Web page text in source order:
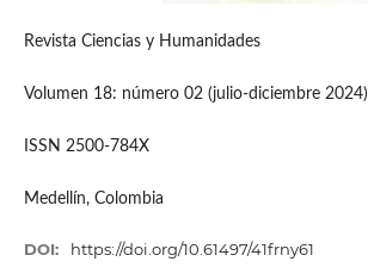
Revista Ciencias y Humanidades
Volumen 18: número 02 (julio-diciembre 2024)
ISSN 2500-784X
Medellín, Colombia
DOI: https://doi.org/10.61497/41frny61